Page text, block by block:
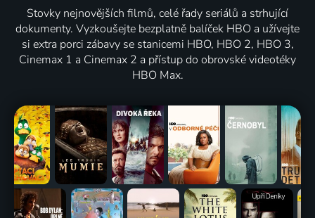
Stovky nejnovějších filmů, celé řady seriálů a strhující
dokumenty. Vyzkoušejte bezplatně balíček HBO a užívejte
si extra porci zábavy se stanicemi HBO, HBO 2, HBO 3,
Cinemax 1 a Cinemax 2 a přístup do obrovské videotéky
HBO Max.